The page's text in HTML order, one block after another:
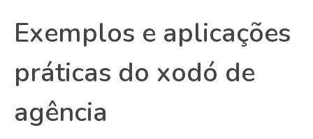
Exemplos e aplicações
práticas do xodó de
agência